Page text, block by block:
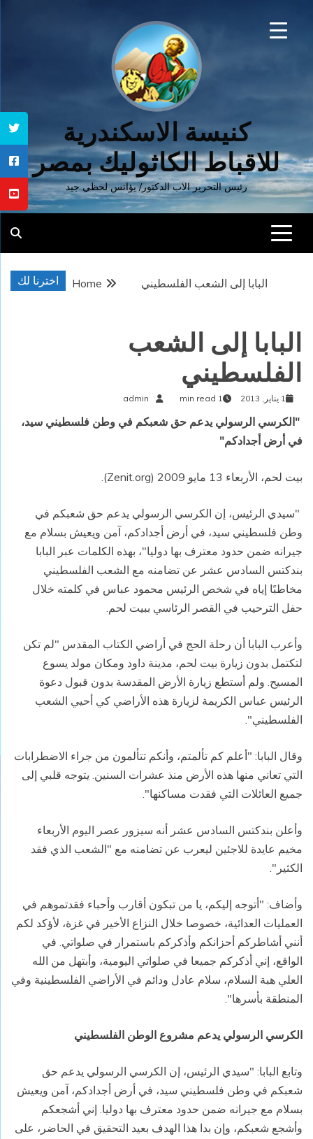
كنيسة الاسكندرية
للاقباط الكاثوليك بمصر
رئيس التحرير الاب الدكتور/ يؤانس لحظي جيد
اخترنا لك Home البابا إلى الشعب الفلسطيني
البابا إلى الشعب
الفلسطيني
1 يناير, 2013 1 min read
admin
"الكرسي الرسولي يدعم حق شعبكم في وطن فلسطيني سيد،
في أرض أجدادكم"
بيت لحم، الأربعاء 13 مايو 2009 ( Zenit.org
).
"سيدي الرئيس، إن الكرسي الرسولي يدعم حق شعبكم في
وطن فلسطيني سيد، في أرض أجدادكم، آمن ويعيش بسلام مع
جيرانه ضمن حدود معترف بها دوليا"، بهذه الكلمات عبر البابا
بندكتس السادس عشر عن تضامنه مع الشعب الفلسطيني
مخاطبًا إياه في شخص الرئيس محمود عباس في كلمته خلال
حفل الترحيب في القصر الرئاسي ببيت لحم.
وأعرب البابا أن رحلة الحج في أراضي الكتاب المقدس "لم تكن
لتكتمل بدون زيارة بيت لحم، مدينة داود ومكان مولد يسوع
المسيح. ولم أستطع زيارة الأرض المقدسة بدون قبول دعوة
الرئيس عباس الكريمة لزيارة هذه الأراضي كي أحيي الشعب
الفلسطيني".
وقال البابا: "أعلم كم تألمتم، وأنكم تتألمون من جراء الاضطرابات
التي تعاني منها هذه الأرض منذ عشرات السنين. يتوجه قلبي إلى
جميع العائلات التي فقدت مساكنها".
وأعلن بندكتس السادس عشر أنه سيزور عصر اليوم الأربعاء
مخيم عايدة للاجئين ليعرب عن تضامنه مع "الشعب الذي فقد
الكثير".
وأضاف: "أتوجه إليكم، يا من تبكون أقارب وأحباء فقدتموهم في
العمليات العدائية، خصوصا خلال النزاع الأخير في غزة، لأؤكد لكم
أنني أشاطركم أحزانكم وأذكركم باستمرار في صلواتي. في
الواقع، إني أذكركم جميعا في صلواتي اليومية، وأبتهل من الله
العلي هبة السلام، سلام عادل ودائم في الأراضي الفلسطينية وفي
المنطقة بأسرها".
الكرسي الرسولي يدعم مشروع الوطن الفلسطيني
وتابع البابا: "سيدي الرئيس، إن الكرسي الرسولي يدعم حق
شعبكم في وطن فلسطيني سيد، في أرض أجدادكم، آمن ويعيش
بسلام مع جيرانه ضمن حدود معترف بها دوليا. إني أشجعكم
وأشجع شعبكم، وإن بدا هذا الهدف بعيد التحقيق في الحاضر، على